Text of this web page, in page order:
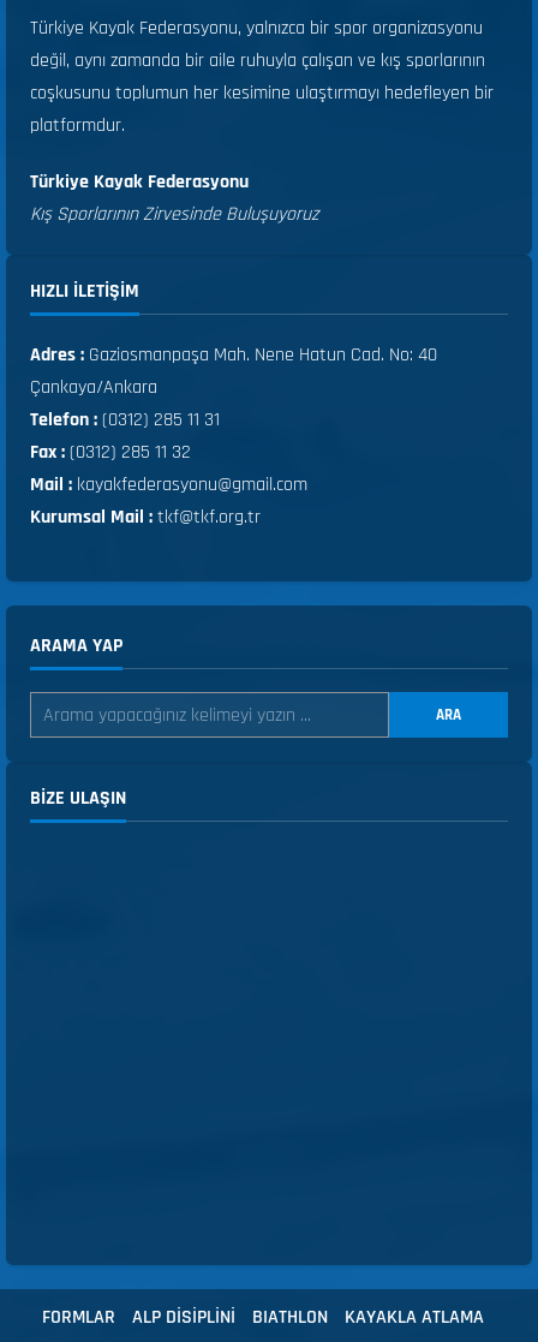
Türkiye Kayak Federasyonu, yalnızca bir spor organizasyonu
değil, aynı zamanda bir aile ruhuyla çalışan ve kış sporlarının
coşkusunu toplumun her kesimine ulaştırmayı hedefleyen bir
platformdur.
Türkiye Kayak Federasyonu
Kış Sporlarının Zirvesinde Buluşuyoruz
HIZLI ILETIŞIM
Adres : Gaziosmanpaşa Mah. Nene Hatun Cad. No: 40
Çankaya/Ankara
Telefon :(0312) 285 11 31
Fax :(0312) 285 11 32
Mail : kayakfederasyonu@gmail.com
Kurumsal Mail :tkf@tkf.org.tr
ARAMA YAP
ARA
BIZE ULAŞIN
FORMLAR ALP DİSİPLİNİ BIATHLON
KAYAKLA ATLAMA